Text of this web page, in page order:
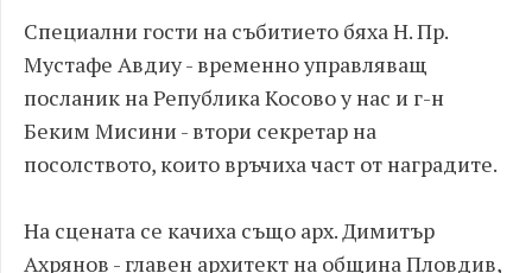
Специални гости на събитието бяха Н. Пр.
Мустафе Авдиу - временно управляващ
посланик на Република Косово у нас и г-н
Беким Мисини - втори секретар на
посолството, които връчиха част от наградите.
На сцената се качиха също арх. Димитър
Ахрянов - главен архитект на община Пловдив,